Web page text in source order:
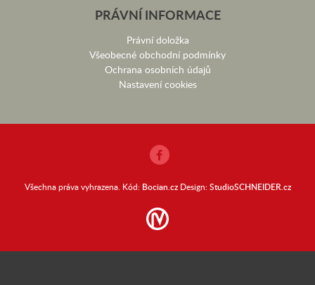
PRÁVNÍ INFORMACE
Právní doložka
Všeobecné obchodní podmínky
Ochrana osobních údajů
Nastavení cookies
Všechna práva vyhrazena. Kód: Bocian.czDesign:StudioSCHNEIDER.cz